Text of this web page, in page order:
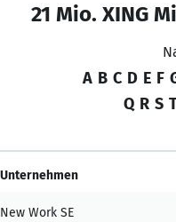
21 Mio. XING
A B C D E F
Q R S
Unternehmen
New Work SE